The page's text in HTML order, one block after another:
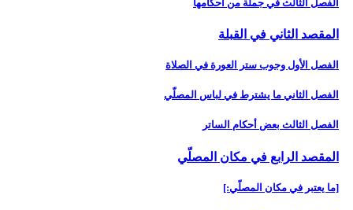
الفصل الثالث في جملة من أحكامها
المقصد الثاني في القبلة
الفصل الأول وجوب ستر العورة في الصلاة
الفصل الثاني ما يشترط في لباس المصلّي‏
الفصل الثالث بعض أحكام الساتر
المقصد الرابع في مكان المصلّي‏
[ما يعتبر في مكان المصلّي:]